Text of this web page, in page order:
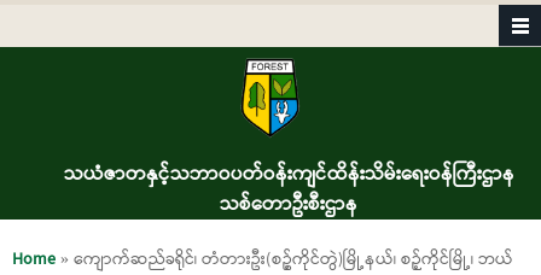
သယံဇာတနှင့်သဘာဝပတ်ဝန်းကျင်ထိန်းသိမ်းရေးဝန်ကြီးဌာန
သစ်တောဦးစီးဌာန
You are here
Home» ကျောက်ဆည်ခရိုင်၊ တံတားဦး(စဥ့်ကိုင်တွဲ)မြို့နယ်၊ စဉ့်ကိုင်မြို့၊ ဘယ်